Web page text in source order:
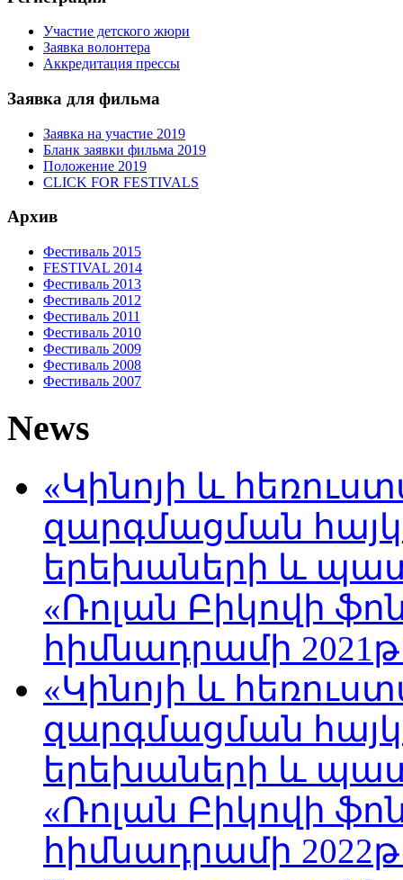
Участие детского жюри
Заявка волонтера
Аккредитация прессы
Заявка для фильма
Заявка на участие 2019
Бланк заявки фильма 2019
Положение 2019
CLICK FOR FESTIVALS
Архив
Фестиваль 2015
FESTIVAL 2014
Фестиваль 2013
Фестиваль 2012
Фестиваль 2011
Фестиваль 2010
Фестиваль 2009
Фестиваль 2008
Фестиваль 2007
News
«Կինոյի և
զարգմացման
երեխաների և
«Ռոլան Բիկովի
հիմնադրամի
«Կինոյի և
զարգմացման
երեխաների և
«Ռոլան Բիկովի
հիմնադրամի